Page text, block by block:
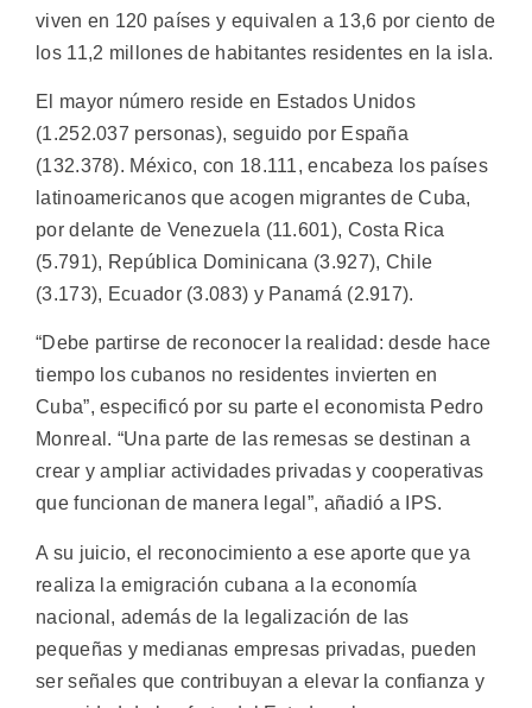
viven en 120 países y equivalen a 13,6 por ciento de
los 11,2 millones de habitantes residentes en la isla.
El mayor número reside en Estados Unidos
(1.252.037 personas), seguido por España
(132.378). México, con 18.111, encabeza los países
latinoamericanos que acogen migrantes de Cuba,
por delante de Venezuela (11.601), Costa Rica
(5.791), República Dominicana (3.927), Chile
(3.173), Ecuador (3.083) y Panamá (2.917).
“Debe partirse de reconocer la realidad: desde hace
tiempo los cubanos no residentes invierten en
Cuba”, especificó por su parte el economista Pedro
Monreal. “Una parte de las remesas se destinan a
crear y ampliar actividades privadas y cooperativas
que funcionan de manera legal”, añadió a IPS.
A su juicio, el reconocimiento a ese aporte que ya
realiza la emigración cubana a la economía
nacional, además de la legalización de las
pequeñas y medianas empresas privadas, pueden
ser señales que contribuyan a elevar la confianza y